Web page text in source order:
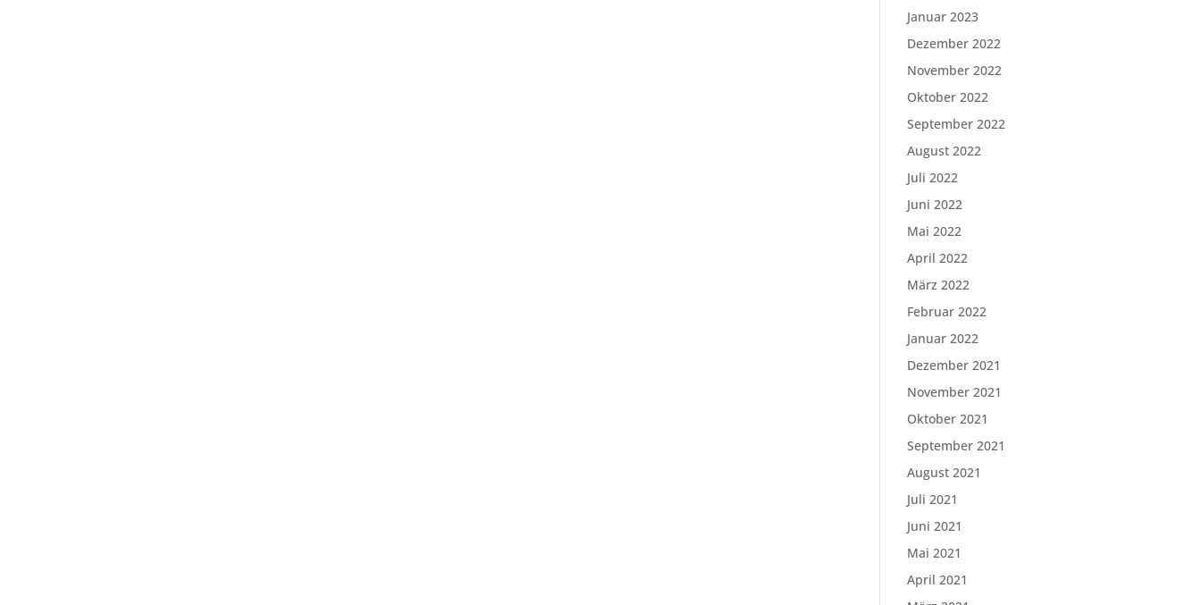
Januar 2023
Dezember 2022
November 2022
Oktober 2022
September 2022
August 2022
Juli 2022
Juni 2022
Mai 2022
April 2022
März 2022
Februar 2022
Januar 2022
Dezember 2021
November 2021
Oktober 2021
September 2021
August 2021
Juli 2021
Juni 2021
Mai 2021
April 2021